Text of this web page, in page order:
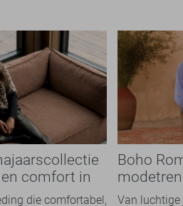
comfort in
die comfortabel,
Boho
overal
Van luchtige